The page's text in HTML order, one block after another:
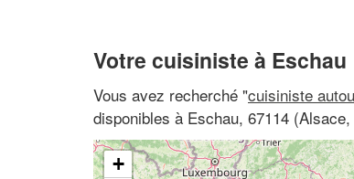
Votre cuisiniste à Eschau
Vous avez recherché "cuisiniste
disponibles à Eschau, 67114
+